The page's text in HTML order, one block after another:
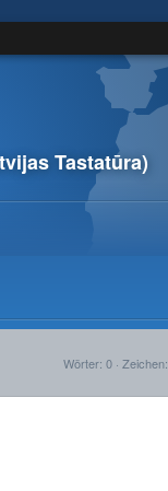
Tastatūra)
Wörter: 0 · Zeichen: